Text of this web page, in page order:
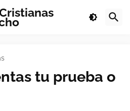
tu prueba o